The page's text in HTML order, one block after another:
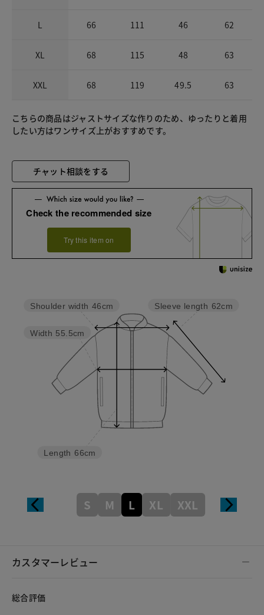
L 66 111 46 62
XL 68 115 48 63
XXL 68 119 49.5 63
こちらの商品はジャストサイズな作りのため、ゆったりと着用
したい方はワンサイズ上がおすすめです。
チャット相談をする
Check the recommended size
Try this item on
Sleeve length 62cm
Length 66cm
Width 55.5cm
Shoulder width 46cm
S M L XL XXL
カスタマーレビュー
総合評価